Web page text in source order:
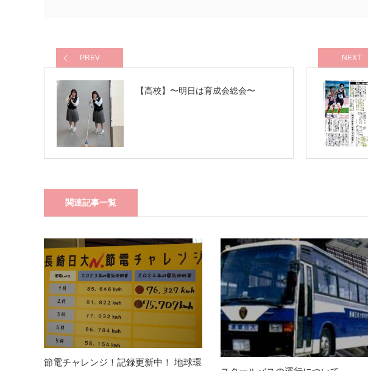
PREV
【高校】〜明日は育成会総会〜
NEXT
関連記事一覧
節電チャレンジ！記録更新中！ 地球環